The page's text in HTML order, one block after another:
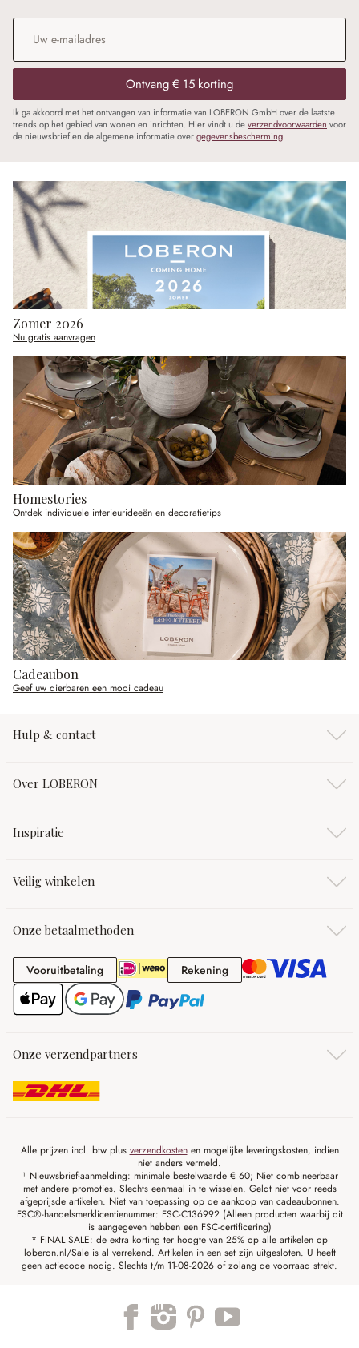
E-mailadres
Ontvang € 15 korting
Ik ga akkoord met het ontvangen van informatie van LOBERON GmbH over de laatste
trends op het gebied van wonen en inrichten. Hier vindt u deverzendvoorwaarden voor
de nieuwsbrief en de algemene informatie overgegevensbescherming.
Zomer 2026
Nu gratis aanvragen
Homestories
Ontdek individuele interieurideeën en decoratietips
Cadeaubon
Geef uw dierbaren een mooi cadeau
Hulp & contact
Over LOBERON
Inspiratie
Veilig winkelen
Onze betaalmethoden
VooruitbetalingVooruitbetaling RekeningRekening
Onze verzendpartners
Alle prijzen incl. btw plus verzendkostenen mogelijke leveringskosten, indien
niet anders vermeld.
¹ Nieuwsbrief-aanmelding: minimale bestelwaarde € 60; Niet combineerbaar
met andere promoties. Slechts eenmaal in te wisselen. Geldt niet voor reeds
afgeprijsde artikelen. Niet van toepassing op de aankoop van cadeaubonnen.
FSC®-handelsmerklicentienummer: FSC-C136992 (Alleen producten waarbij dit
is aangegeven hebben een FSC-certificering)
* FINAL SALE: de extra korting ter hoogte van 25% op alle artikelen op
loberon.nl/Sale is al verrekend. Artikelen in een set zijn uitgesloten. U heeft
geen actiecode nodig. Slechts t/m 11-08-2026 of zolang de voorraad strekt.